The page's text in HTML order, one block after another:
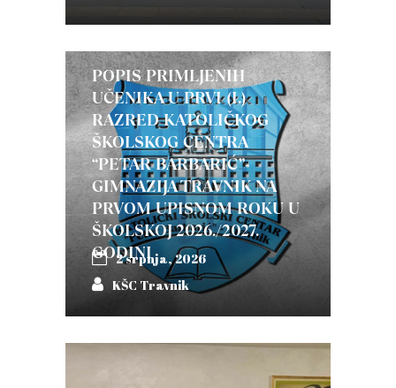
POPIS PRIMLJENIH
UČENIKA U PRVI (I.)
RAZRED KATOLIČKOG
ŠKOLSKOG CENTRA
“PETAR BARBARIĆ”-
GIMNAZIJA TRAVNIK NA
PRVOM UPISNOM ROKU U
ŠKOLSKOJ 2026./2027.
GODINI
2 srpnja, 2026
KŠC Travnik